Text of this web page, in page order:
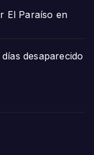
El Paraíso en
desaparecido